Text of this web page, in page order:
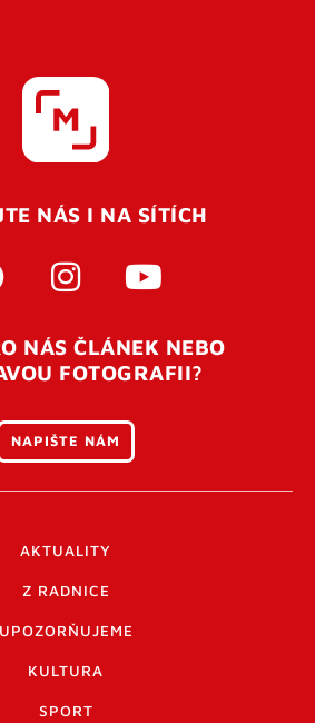
registrace je potřeba
Po úspěšném odeslání
se váš účet ověří a můžete se
zkontrolovat složku SPAM ve
NÁS I NA SÍTÍCH
NÁS ČLÁNEK NEBO
FOTOGRAFII?
NAPIŠTE NÁM
AKTUALITY
Z RADNICE
UPOZORŇUJEME
KULTURA
SPORT